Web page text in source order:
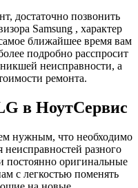
достаточно позвонить
Samsung , характер
ближайшее время вам
подробно расспросит
неисправности, а
ремонта.
в НоутСервис
нужным, что необходимо
неисправностей разного
постоянно оригинальные
с легкостью поменять